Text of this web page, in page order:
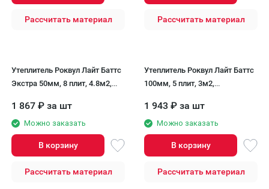
Рассчитать материал Рассчитать материал
Утеплитель Роквул Лайт Баттс
Экстра 50мм, 8 плит, 4.8м2,
1 867 ₽ за шт
Можно заказать
В корзину
Рассчитать материал
Утеплитель Роквул Лайт Баттс
100мм, 5 плит, 3м2,
1 943 ₽ за шт
Можно заказать
В корзину
Рассчитать материал